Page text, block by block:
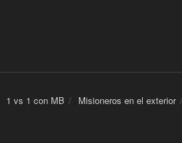
1 vs 1 con MB Misioneros en el exterior